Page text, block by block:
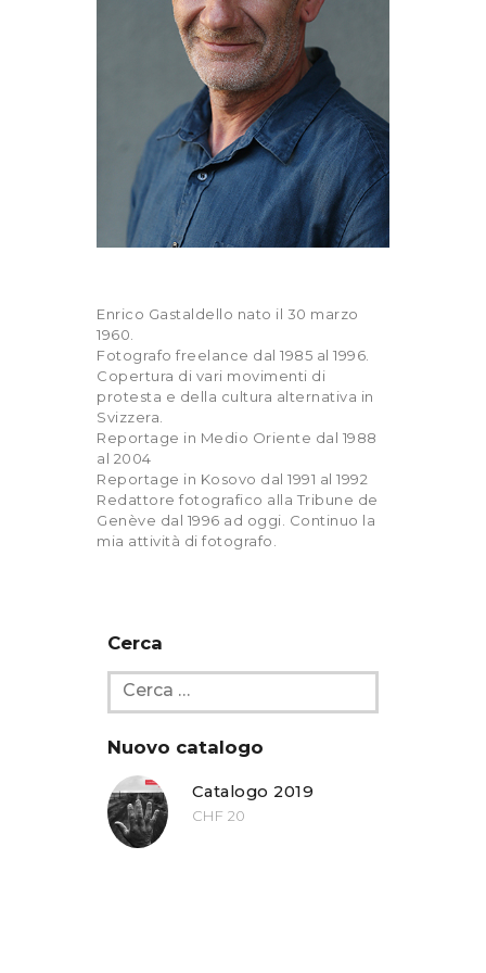
Enrico Gastaldello nato il 30 marzo
1960.
Fotografo freelance dal 1985 al 1996.
Copertura di vari movimenti di
protesta e della cultura alternativa in
Svizzera.
Reportage in Medio Oriente dal 1988
al 2004
Reportage in Kosovo dal 1991 al 1992
Redattore fotografico alla Tribune de
Genève dal 1996 ad oggi. Continuo la
mia attività di fotografo.
Cerca
Nuovo catalogo
Catalogo 2019
CHF 20